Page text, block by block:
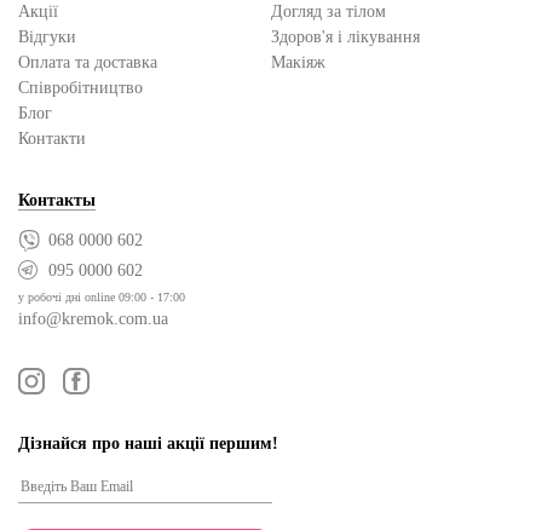
Акції
Відгуки
Оплата та доставка
Cпівробітництво
Блог
Контакти
Догляд за тілом
Здоров'я і лікування
Макіяж
Контакты
068 0000 602
095 0000 602
у робочі дні online 09:00 - 17:00
info@kremok.com.ua
Дізнайся про наші акції першим!